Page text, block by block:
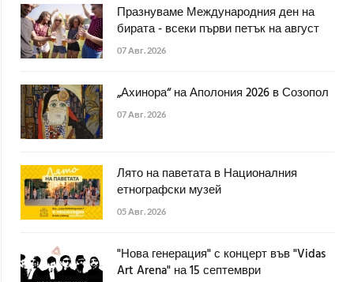
Празнуваме Международния ден на
бирата - всеки първи петък на август
07 Авг. 2026
„Ахинора“ на Аполония 2026 в Созопол
07 Авг. 2026
Лято на паветата в Националния
етнографски музей
05 Авг. 2026
"Нова генерация" с концерт във "Vidas
Art Arena" на 15 септември